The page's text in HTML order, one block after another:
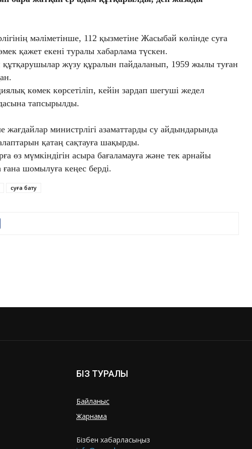
мәліметінше, 112 қызметіне Жасыбай көлінде суға
қажет екені туралы хабарлама түскен.
жүзу құралын пайдаланып, 1959 жылы туған
көмек көрсетіліп, кейін зардап шегуші жедел
тапсырылды.
министрлігі азаматтарды су айдындарында
қатаң сақтауға шақырды.
өз мүмкіндігін асыра бағаламауға және тек арнайы
шомылуға кеңес берді.
суға бату
БІЗ ТУРАЛЫ
Байланыс
Жарнама
Бізбен хабарласыңыз